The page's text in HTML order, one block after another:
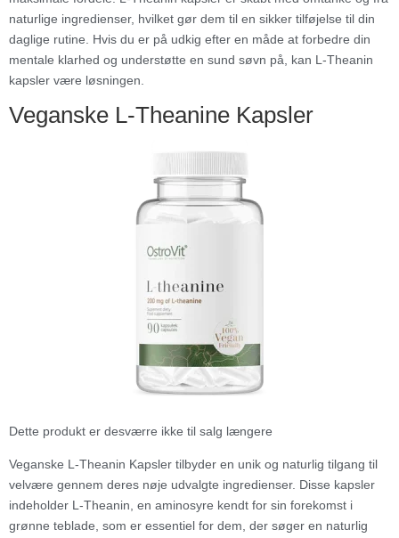
naturlige ingredienser, hvilket gør dem til en sikker tilføjelse til din
daglige rutine. Hvis du er på udkig efter en måde at forbedre din
mentale klarhed og understøtte en sund søvn på, kan L-Theanin
kapsler være løsningen.
Veganske L-Theanine Kapsler
Dette produkt er desværre ikke til salg længere
Veganske L-Theanin Kapsler tilbyder en unik og naturlig tilgang til
velvære gennem deres nøje udvalgte ingredienser. Disse kapsler
indeholder L-Theanin, en aminosyre kendt for sin forekomst i
grønne teblade, som er essentiel for dem, der søger en naturlig